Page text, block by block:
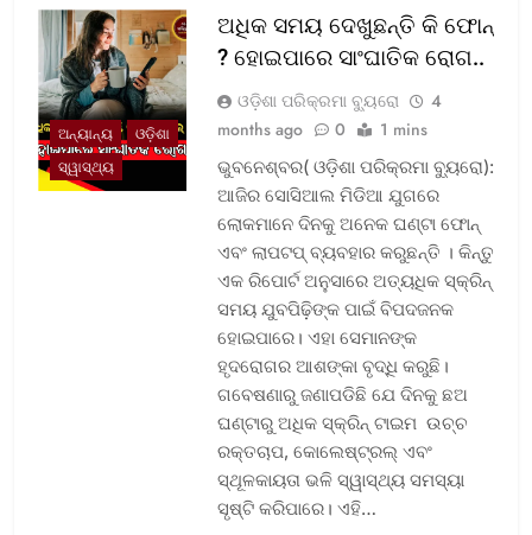
ଅନ୍ୟାନ୍ୟ
ଓଡ଼ିଶା
ସ୍ୱାସ୍ଥ୍ୟ
ଅଧିକ ସମୟ ଦେଖୁଛନ୍ତି କି ଫୋନ୍
? ହୋଇପାରେ ସାଂଘାତିକ ରୋଗ..
ଓଡ଼ିଶା ପରିକ୍ରମା ବ୍ୟୁରୋ
4
months ago
0 1 mins
ଭୁବନେଶ୍ବର( ଓଡ଼ିଶା ପରିକ୍ରମା ବ୍ୟୁରୋ):
ଆଜିର ସୋସିଆଲ ମିଡିଆ ଯୁଗରେ
ଲୋକମାନେ ଦିନକୁ ଅନେକ ଘଣ୍ଟା ଫୋନ୍
ଏବଂ ଲାପଟପ୍ ବ୍ୟବହାର କରୁଛନ୍ତି । କିନ୍ତୁ
ଏକ ରିପୋର୍ଟ ଅନୁସାରେ ଅତ୍ୟଧିକ ସ୍କ୍ରିନ୍
ସମୟ ଯୁବପିଢ଼ିଙ୍କ ପାଇଁ ବିପଦଜନକ
ହୋଇପାରେ। ଏହା ସେମାନଙ୍କ
ହୃଦରୋଗର ଆଶଙ୍କା ବୃଦ୍ଧି କରୁଛି।
ଗବେଷଣାରୁ ଜଣାପଡିଛି ଯେ ଦିନକୁ ଛଅ
ଘଣ୍ଟାରୁ ଅଧିକ ସ୍କ୍ରିନ୍ ଟାଇମ ଉଚ୍ଚ
ରକ୍ତଚାପ, କୋଲେଷ୍ଟ୍ରଲ୍ ଏବଂ
ସ୍ଥୂଳକାୟତା ଭଳି ସ୍ୱାସ୍ଥ୍ୟ ସମସ୍ୟା
ସୃଷ୍ଟି କରିପାରେ। ଏହି…